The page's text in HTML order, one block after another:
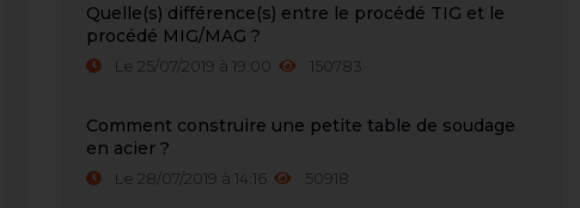
Quelle(s) différence(s) entre le procédé TIG et le
procédé MIG/MAG ?
Le 25/07/2019 à 19:00 150783
Comment construire une petite table de soudage
en acier ?
Le 28/07/2019 à 14:16 50918